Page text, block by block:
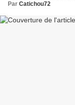
Par Catichou72